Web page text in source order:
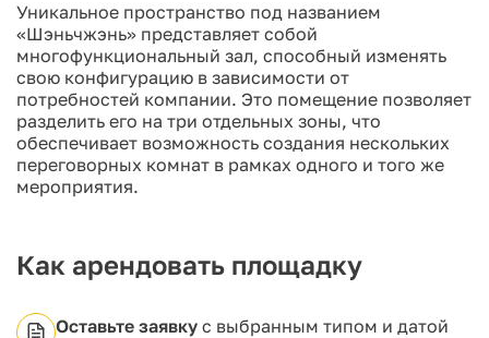
Уникальное пространство под названием
«Шэньчжэнь» представляет собой
многофункциональный зал, способный изменять
свою конфигурацию в зависимости от
потребностей компании. Это помещение позволяет
разделить его на три отдельных зоны, что
обеспечивает возможность создания нескольких
переговорных комнат в рамках одного и того же
мероприятия.
Как арендовать площадку
Оставьте заявку с выбранным типом и датой